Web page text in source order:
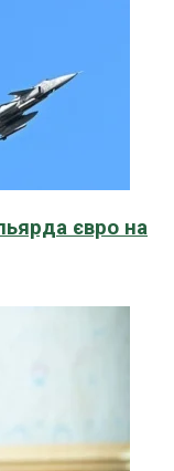
євро на